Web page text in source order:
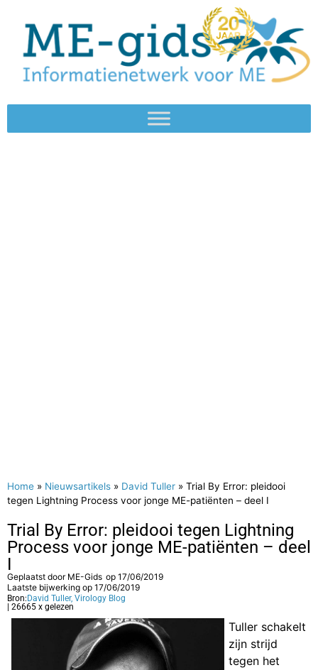
Home » Nieuwsartikels » David Tuller » Trial By Error: pleidooi
tegen Lightning Process voor jonge ME-patiënten – deel I
Trial By Error: pleidooi tegen Lightning
Process voor jonge ME-patiënten – deel
I
Geplaatst door ME-Gids op 17/06/2019
Laatste bijwerking op 17/06/2019
Bron: David Tuller, Virology Blog
| 26665 x gelezen
Tuller schakelt
zijn strijd
tegen het